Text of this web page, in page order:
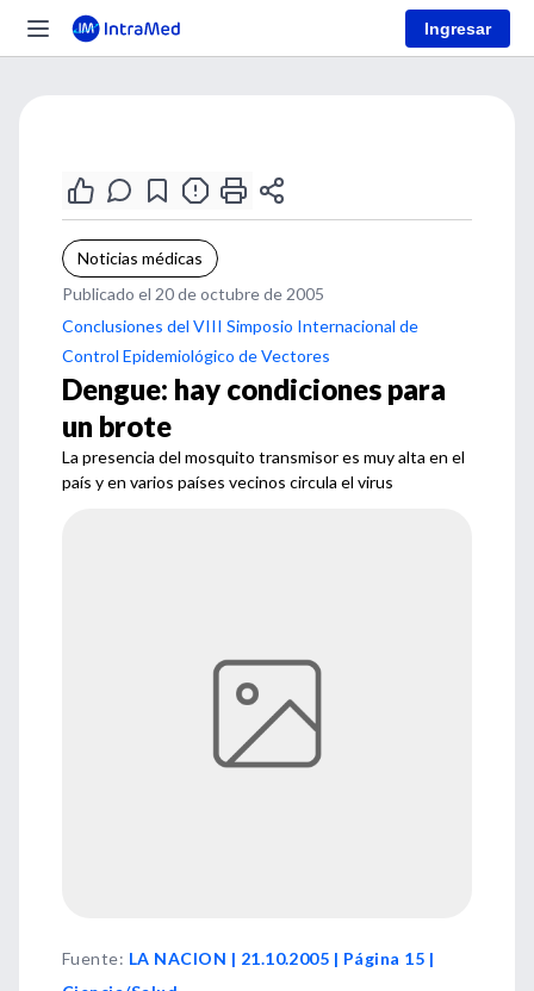
Ingresar
Noticias médicas
Publicado el 20 de octubre de 2005
Conclusiones del VIII Simposio Internacional de
Control Epidemiológico de Vectores
Dengue: hay condiciones para
un brote
La presencia del mosquito transmisor es muy alta en el
país y en varios países vecinos circula el virus
Fuente: LA NACION | 21.10.2005 | Página 15 |